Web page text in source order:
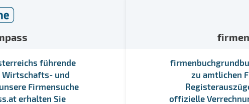
führende
und
Firmensuche
erhalten Sie
zu amtlichen
offizielle